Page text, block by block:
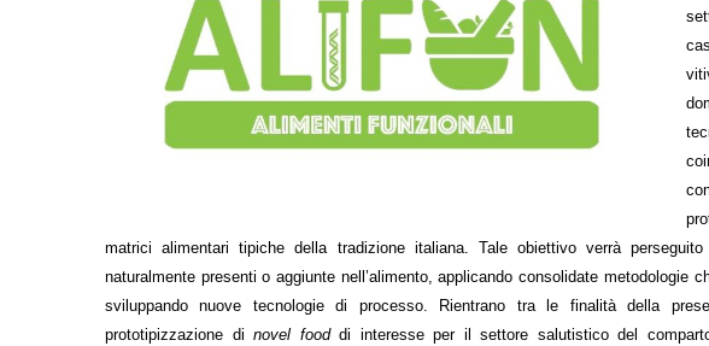
matrici alimentari tipiche della tradizione italiana. Tale obiettivo verrà
naturalmente presenti o aggiunte nell’alimento, applicando consolidate metodologie
sviluppando nuove tecnologie di processo. Rientrano tra le finalità della
prototipizzazione di novel fooddi interesse per il settore salutistico del